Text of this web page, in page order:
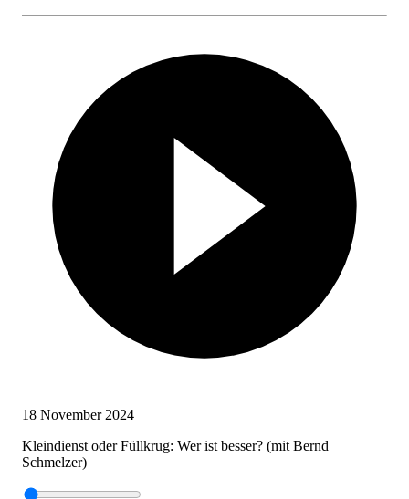
18 November 2024
Kleindienst oder Füllkrug: Wer ist besser? (mit Bernd
Schmelzer)